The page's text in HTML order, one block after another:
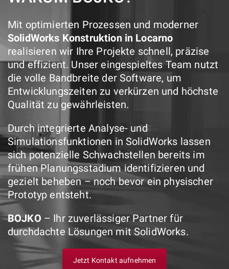
Mit optimierten Prozessen und moderner
SolidWorks Konstruktion in Locarno
realisieren wir Ihre Projekte schnell, präzise
und effizient. Unser eingespieltes Team nutzt
die volle Bandbreite der Software, um
Entwicklungszeiten zu verkürzen und höchste
Qualität zu gewährleisten.
Durch integrierte Analyse- und
Simulationsfunktionen in SolidWorks lassen
sich potenzielle Schwachstellen bereits im
frühen Planungsstadium identifizieren und
gezielt beheben – noch bevor ein physischer
Prototyp entsteht.
BOJKO – Ihr zuverlässiger Partner für
durchdachte Lösungen mit SolidWorks.
Jetzt Kontakt aufnehmen